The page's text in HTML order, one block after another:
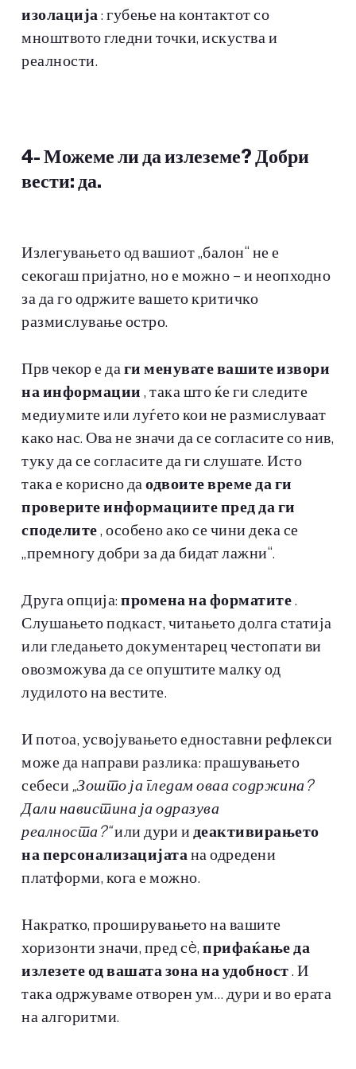
изолација : губење на контактот со
мноштвото гледни точки, искуства и
реалности.
4- Можеме ли да излеземе? Добри
вести: да.
Излегувањето од вашиот „балон“ не е
секогаш пријатно, но е можно – и неопходно
за да го одржите вашето критичко
размислување остро.
Прв чекор е да ги менувате вашите извори
на информации , така што ќе ги следите
медиумите или луѓето кои не размислуваат
како нас. Ова не значи да се согласите со нив,
туку да се согласите да ги слушате. Исто
така е корисно даодвоите време да ги
проверите информациите пред да ги
споделите , особено ако се чини дека се
„премногу добри за да бидат лажни“.
Друга опција:промена на форматите .
Слушањето подкаст, читањето долга статија
или гледањето документарец честопати ви
овозможува да се опуштите малку од
лудилото на вестите.
И потоа, усвојувањето едноставни рефлекси
може да направи разлика: прашувањето
себеси „Зошто ја гледам оваа содржина?
Дали навистина ја одразува
реалноста?“или дури и деактивирањето
на персонализацијата на одредени
платформи, кога е можно.
Накратко, проширувањето на вашите
хоризонти значи, пред сè,прифаќање да
излезете од вашата зона на удобност . И
така одржуваме отворен ум… дури и во ерата
на алгоритми.